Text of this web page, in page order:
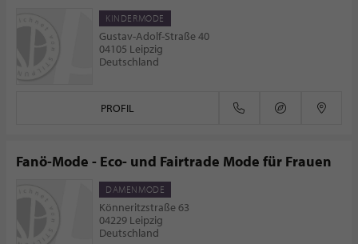
KINDERMODE
Gustav-Adolf-Straße 40
04105 Leipzig
Deutschland
PROFIL
Fanö-Mode - Eco- und Fairtrade Mode für Frauen
DAMENMODE
Könneritzstraße 63
04229 Leipzig
Deutschland